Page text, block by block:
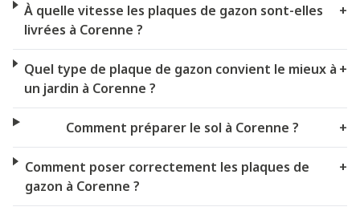
À quelle vitesse les plaques de gazon sont-elles
livrées à Corenne ?
+
Quel type de plaque de gazon convient le mieux à
un jardin à Corenne ?
+
Comment préparer le sol à Corenne ? +
Comment poser correctement les plaques de
gazon à Corenne ?
+